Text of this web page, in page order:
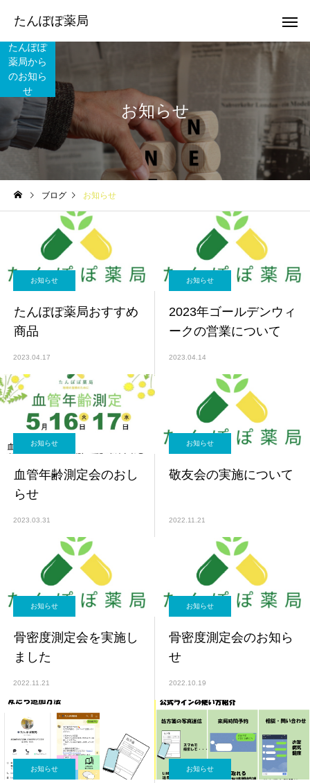
たんぽぽ薬局
お知らせ
たんぽぽ
薬局から
のお知ら
せ
ブログ お知らせ
お知らせ
たんぽぽ薬局おすすめ
商品
2023.04.17
お知らせ
2023年ゴールデンウィ
ークの営業について
2023.04.14
お知らせ
血管年齢測定会のおし
らせ
2023.03.31
お知らせ
敬友会の実施について
2022.11.21
お知らせ
骨密度測定会を実施し
ました
2022.11.21
お知らせ
骨密度測定会のお知ら
せ
2022.10.19
お知らせ お知らせ